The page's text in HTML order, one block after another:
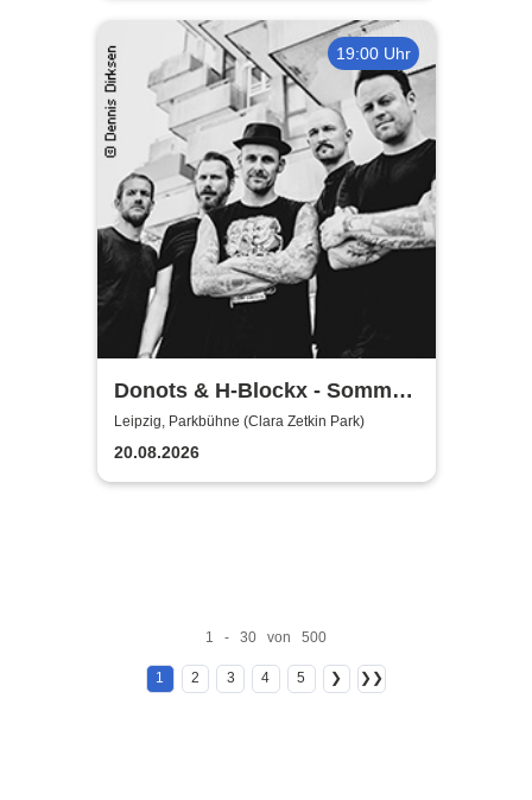
19:00 Uhr
Donots & H-Blockx - Sommer
Shows 2026
Leipzig, Parkbühne (Clara Zetkin Park)
20.08.2026
1 - 30 von 500
1 2 3 4 5 ❯ ❯❯